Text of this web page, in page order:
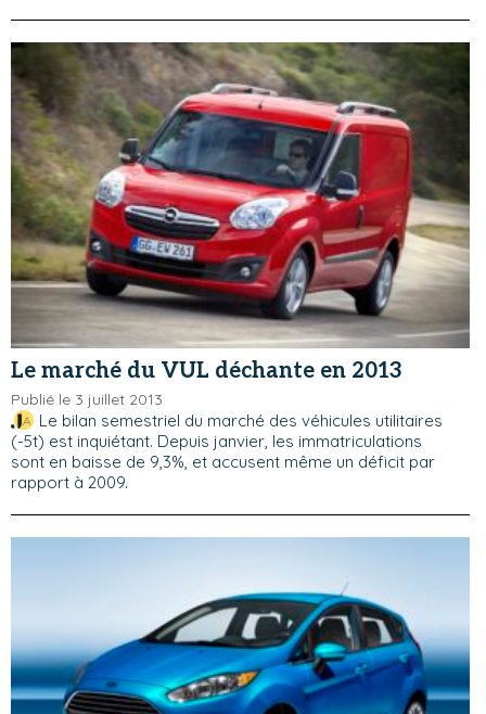
Le marché du VUL déchante en 2013
Publié le 3 juillet 2013
Le bilan semestriel du marché des véhicules utilitaires
(-5t) est inquiétant. Depuis janvier, les immatriculations
sont en baisse de 9,3%, et accusent même un déficit par
rapport à 2009.